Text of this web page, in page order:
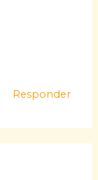
Responder